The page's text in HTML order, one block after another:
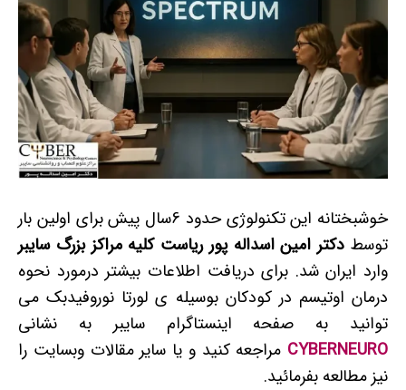
خوشبختانه این تکنولوژی حدود 6سال پیش برای اولین بار
توسط دکتر امین اسداله پور ریاست کلیه مراکز بزرگ سایبر
وارد ایران شد. برای دریافت اطلاعات بیشتر درمورد نحوه
درمان اوتیسم در کودکان بوسیله ی لورتا نوروفیدبک می
توانید به صفحه اینستاگرام سایبر به نشانی
CYBERNEURO مراجعه کنید و یا سایر مقالات وبسایت را
نیز مطالعه بفرمائید.